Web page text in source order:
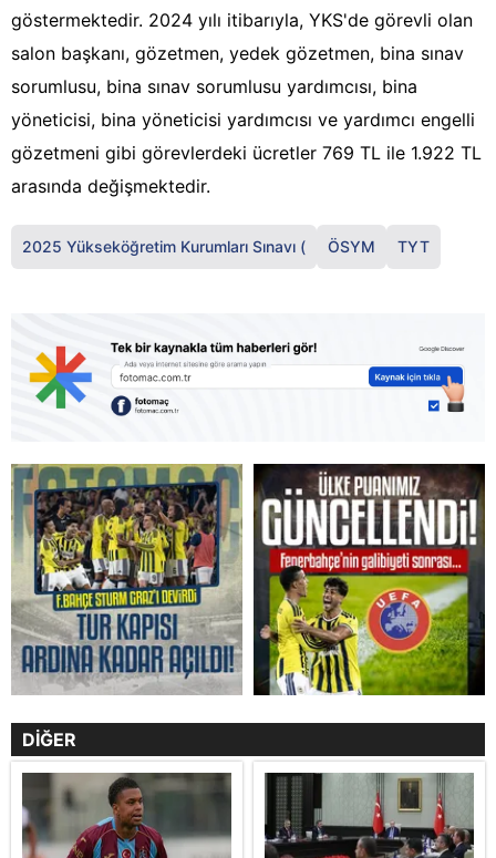
göstermektedir. 2024 yılı itibarıyla, YKS'de görevli olan
salon başkanı, gözetmen, yedek gözetmen, bina sınav
sorumlusu, bina sınav sorumlusu yardımcısı, bina
yöneticisi, bina yöneticisi yardımcısı ve yardımcı engelli
gözetmeni gibi görevlerdeki ücretler 769 TL ile 1.922 TL
arasında değişmektedir.
2025 Yükseköğretim Kurumları Sınavı ( ÖSYM TYT
DİĞER